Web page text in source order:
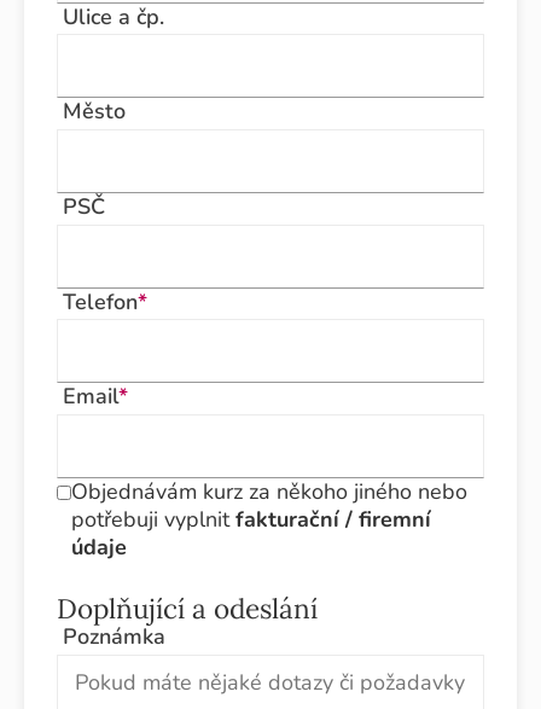
Ulice a čp.
Město
PSČ
Telefon*
Email*
Objednávám kurz za někoho jiného nebo
potřebuji vyplnitfakturační / firemní
údaje
Doplňující a odeslání
Poznámka